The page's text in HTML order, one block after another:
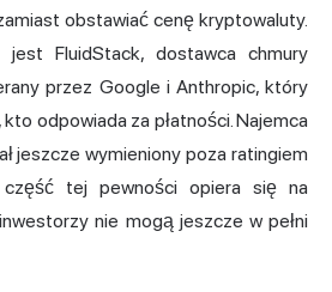
obstawiać cenę kryptowaluty.
jest FluidStack, dostawca chmury
przez Google i Anthropic, który
odpowiada za płatności. Najemca
jeszcze wymieniony poza ratingiem
część tej pewności opiera się na
nie mogą jeszcze w pełni